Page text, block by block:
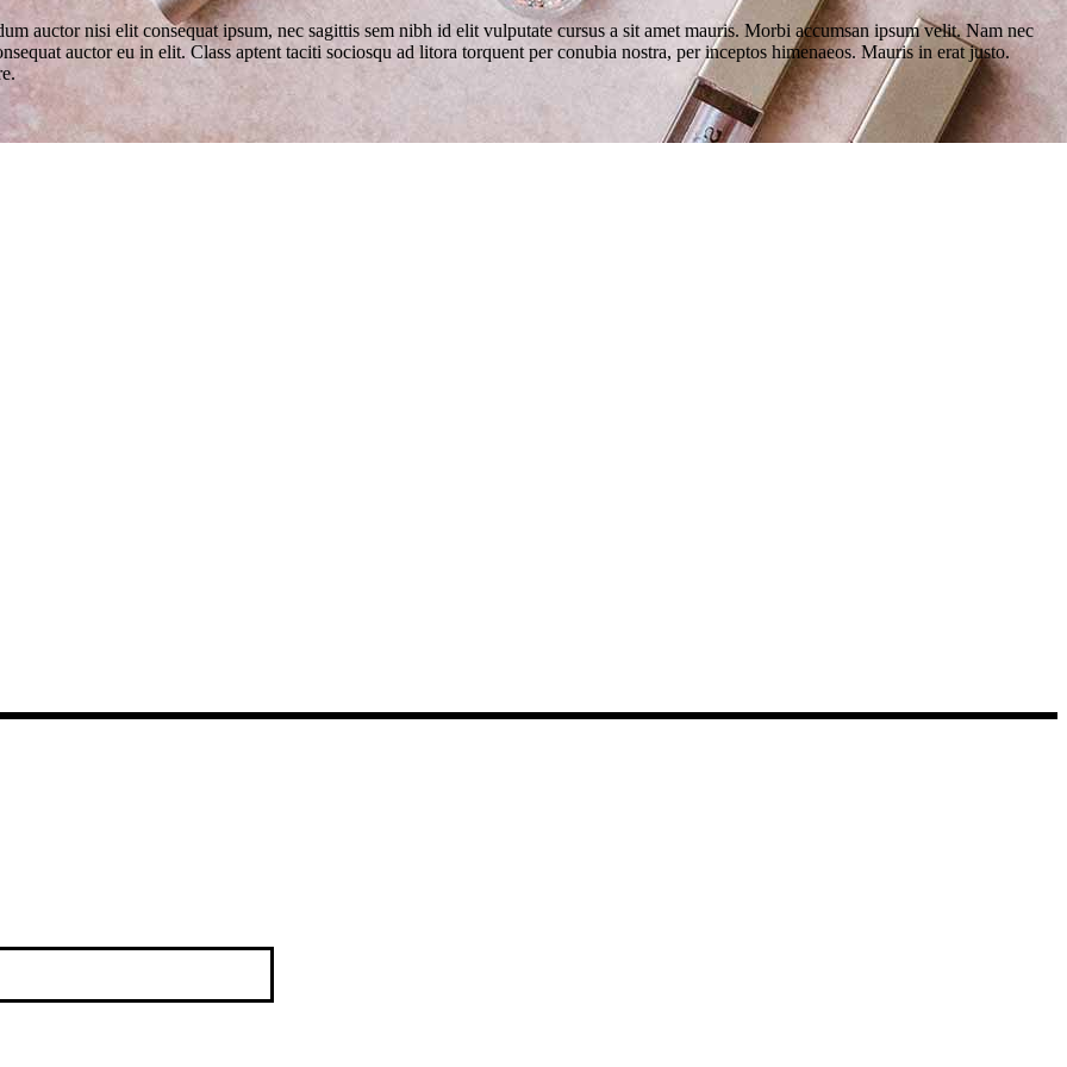
auctor nisi elit consequat ipsum, nec sagittis sem nibh id elit vulputate cursus a sit amet mauris. Morbi accumsan ipsum velit. Nam nec
auctor eu in elit. Class aptent taciti sociosqu ad litora torquent per conubia nostra, per inceptos himenaeos. Mauris in erat justo.